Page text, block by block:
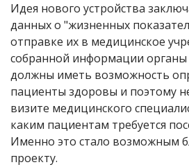
Идея нового устройства
данных о "жизненных
отправке их в медицинское
собранной информации органы
должны иметь возможность
пациенты здоровы и поэтому
визите медицинского
каким пациентам требуется
Именно это стало возможным
проекту.